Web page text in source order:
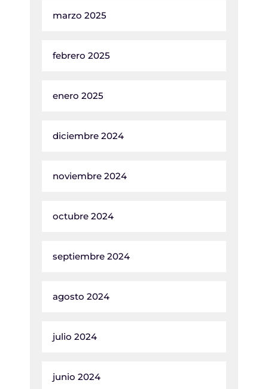
marzo 2025
febrero 2025
enero 2025
diciembre 2024
noviembre 2024
octubre 2024
septiembre 2024
agosto 2024
julio 2024
junio 2024